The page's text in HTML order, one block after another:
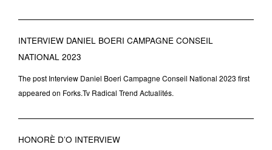
INTERVIEW DANIEL BOERI CAMPAGNE CONSEIL
NATIONAL 2023
The post Interview Daniel Boeri Campagne Conseil National 2023 first
appeared on Forks.Tv Radical Trend Actualités.
HONORÈ D’O INTERVIEW